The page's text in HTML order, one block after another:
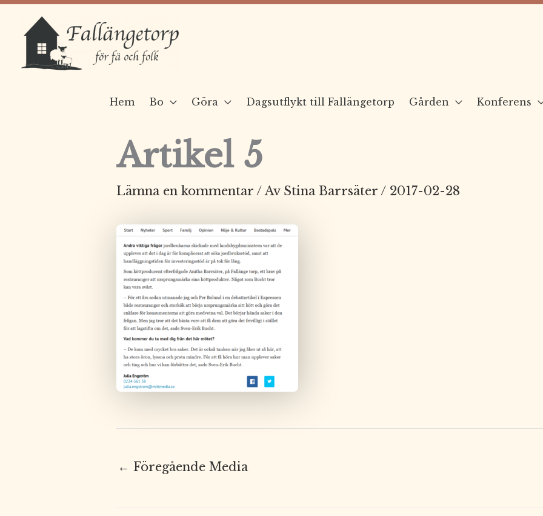
Hoppa
innehåll
Hem Bo Göra Dagsutflykt till Fallängetorp Gården Konferens
Artikel 5
Lämna en kommentar / Av Stina Barrsäter / 2017-02-28
← Föregående Media